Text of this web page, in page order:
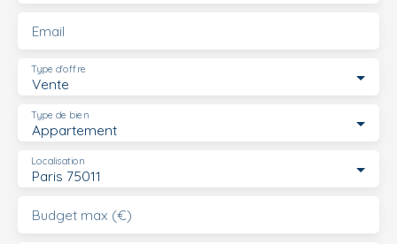
Email
Vente
Type d'offre
Appartement
Type de bien
Paris 75011
Localisation
Budget max (€)